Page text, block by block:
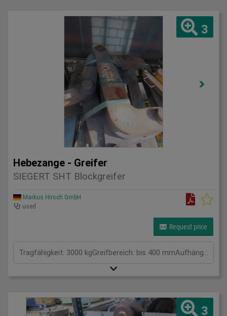
3
Hebezange - Greifer
SIEGERT SHT Blockgreifer
Markus Hirsch GmbH
used
Request price
Tragfähigkeit: 3000 kgGreifbereich: bis 400 mmAufhängung / Größe BxL: 250 mmEigengewicht: . kgTragkraft: 3 tSpannweite: . mmGesamtleistungsbedarf: . kWMaschinengewicht ca.: . tRaumbedarf ca.: . m
3